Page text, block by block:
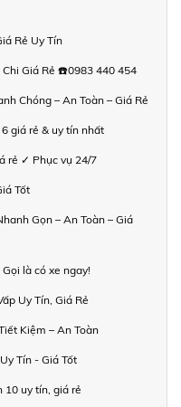
Rẻ Uy Tín
Chi Giá Rẻ ☎️0983 440 454
Chóng – An Toàn – Giá Rẻ
giá rẻ & uy tín nhất
rẻ ✓ Phục vụ 24/7
Tốt
Gọn – An Toàn – Giá
là có xe ngay!
Uy Tín, Giá Rẻ
Kiệm – An Toàn
Tín - Giá Tốt
10 uy tín, giá rẻ